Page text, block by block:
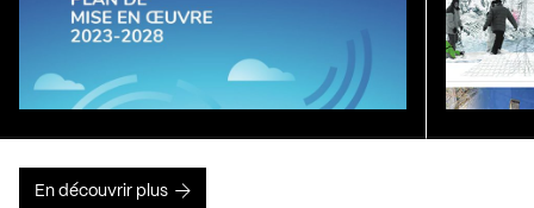
En découvrir plus